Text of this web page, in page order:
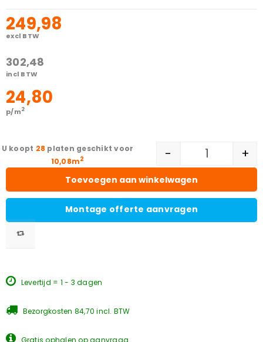
249,98
excl BTW
302,48
incl BTW
24,80
p/m2
- +
Toevoegen aan winkelwagen
Montage offerte aanvragen
28 platen geschikt voor
10,08m2
Levertijd = 1 - 3 dagen
Bezorgkosten 84,70 incl. BTW